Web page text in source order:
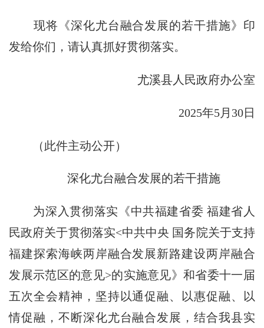
现将《深化尤台融合发展的若干措施》印
发给你们，请认真抓好贯彻落实。
尤溪县人民政府办公室
2025年5月30日
（此件主动公开）
深化尤台融合发展的若干措施
为深入贯彻落实《中共福建省委 福建省人
民政府关于贯彻落实<中共中央 国务院关于支持
福建探索海峡两岸融合发展新路建设两岸融合
发展示范区的意见>的实施意见》和省委十一届
五次全会精神，坚持以通促融、以惠促融、以
情促融，不断深化尤台融合发展 ，结合我县实